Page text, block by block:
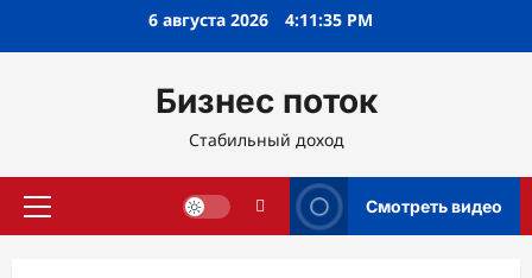
6 августа 2026 4:11:35 PM
Бизнес поток
Стабильный доход
Основное
Смотреть видео